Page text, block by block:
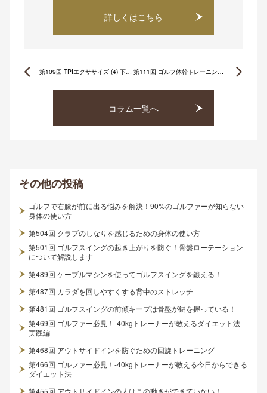
詳しくはこちら
Prev 第109回 TPIエクササイズ (4) 下半身4/1回旋テスト 第111回 ゴルフ体幹トレーニング スペシャルⅠ ローラー編
コラム一覧へ
その他の投稿
ゴルフで右膝が前に出る悩みを解決！90%のゴルファーが知らない
身体の使い方
第504回 クラブのしなりを感じるための身体の使い方
第501回 ゴルフスイングの起き上がりを防ぐ！骨盤ローテーション
について解説します
第489回 ケーブルマシンを使ってゴルフスイングを鍛える！
第487回 カラダを回しやすくする背中のストレッチ
第481回 ゴルフスイングの前傾キープは骨盤が鍵を握っている！
第469回 ゴルファー必見！-40kgトレーナーが教えるダイエット法
実践編
第468回 アウトサイドインを防ぐための回旋トレーニング
第466回 ゴルファー必見！-40kgトレーナーが教える今日からできる
ダイエット法
第455回 アウトサイドインの人はこの動きができていない！